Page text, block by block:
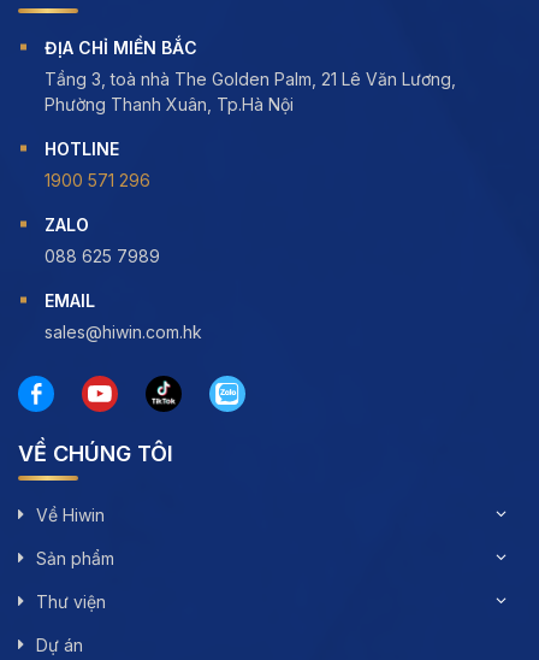
ĐỊA CHỈ MIỀN BẮC
Tầng 3, toà nhà The Golden Palm, 21 Lê Văn Lương,
Phường Thanh Xuân, Tp.Hà Nội
HOTLINE
1900 571 296
ZALO
088 625 7989
EMAIL
sales@hiwin.com.hk
VỀ CHÚNG TÔI
Về Hiwin
Sản phẩm
Thư viện
Dự án